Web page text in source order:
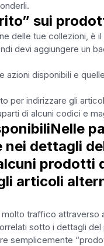
sui
delle tue collezioni, è
devi aggiungere un
azioni disponibili e
per indirizzare gli
di alcuni codici e
Nelle
nei dettagli
prodotti
articoli
traffico attraverso
sotto i dettagli
semplicemente